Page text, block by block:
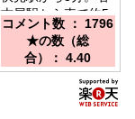
古屋駅から車で約5
分。名古屋都心に位
置するインターナシ
ョナルホテル。
コメント数 ： 1796
★の数（総
合）： 4.40